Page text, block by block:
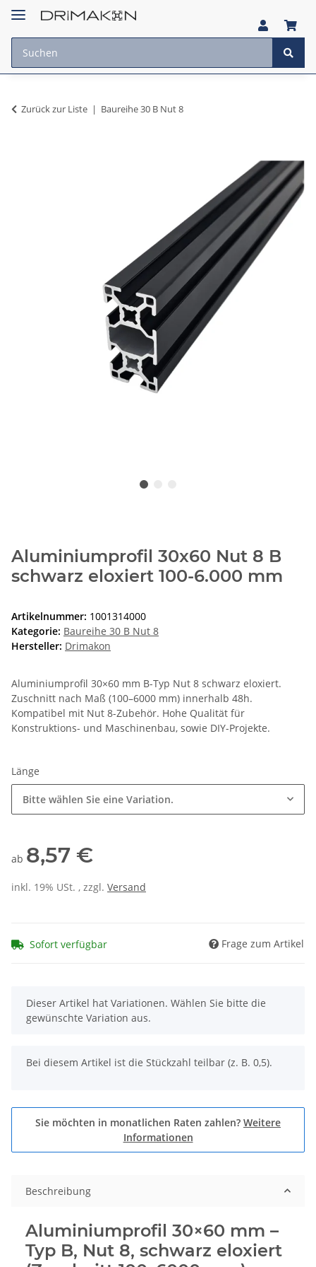
Zurück zur Liste Baureihe 30 B Nut 8
Aluminiumprofil 30x60 Nut 8 B
schwarz eloxiert 100-6.000 mm
Artikelnummer: 1001314000
Kategorie: Baureihe 30 B Nut 8
Hersteller: Drimakon
Aluminiumprofil 30×60 mm B-Typ Nut 8 schwarz eloxiert.
Zuschnitt nach Maß (100–6000 mm) innerhalb 48h.
Kompatibel mit Nut 8-Zubehör. Hohe Qualität für
Konstruktions- und Maschinenbau, sowie DIY-Projekte.
Länge
Bitte wählen Sie eine Variation.
ab 8,57 €
inkl. 19% USt. , zzgl. Versand
Sofort verfügbar Frage zum Artikel
x
Dieser Artikel hat Variationen. Wählen Sie bitte die
gewünschte Variation aus.
x
Bei diesem Artikel ist die Stückzahl teilbar (z. B. 0,5).
Sie möchten in monatlichen Raten zahlen? Weitere
Informationen
Beschreibung
Aluminiumprofil 30×60 mm –
Typ B, Nut 8, schwarz eloxiert